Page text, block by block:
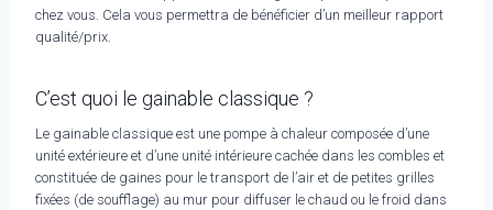
chez vous. Cela vous permettra de bénéficier d’un meilleur rapport
qualité/prix.
C’est quoi le gainable classique ?
Le gainable classique est une pompe à chaleur composée d’une
unité extérieure et d’une unité intérieure cachée dans les combles et
constituée de gaines pour le transport de l’air et de petites grilles
fixées (de soufflage) au mur pour diffuser le chaud ou le froid dans